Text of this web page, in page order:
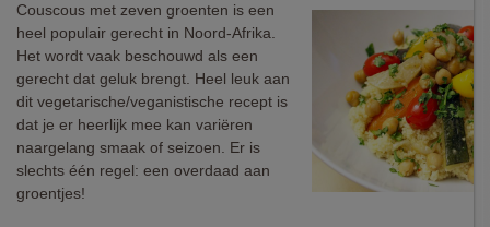
Couscous met zeven groenten is een
heel populair gerecht in Noord-Afrika.
Het wordt vaak beschouwd als een
gerecht dat geluk brengt. Heel leuk aan
dit vegetarische/veganistische recept is
dat je er heerlijk mee kan variëren
naargelang smaak of seizoen. Er is
slechts één regel: een overdaad aan
groentjes!